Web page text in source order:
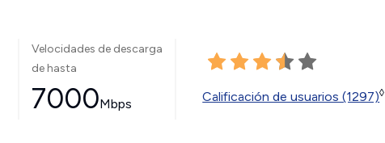
Velocidades de descarga
de hasta
7000Mbps Calificación de usuarios (1297)◊